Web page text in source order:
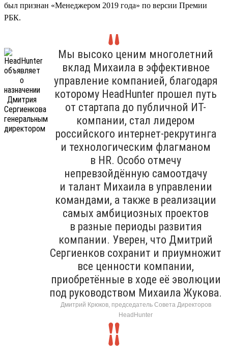
был признан «Менеджером 2019 года» по версии Премии
РБК.
Мы высоко ценим многолетний
вклад Михаила в эффективное
управление компанией, благодаря
которому HeadHunter прошел путь
от стартапа до публичной ИТ-
компании, стал лидером
российского интернет-рекрутинга
и технологическим флагманом
в HR. Особо отмечу
непревзойдённую самоотдачу
и талант Михаила в управлении
командами, а также в реализации
самых амбициозных проектов
в разные периоды развития
компании. Уверен, что Дмитрий
Сергиенков сохранит и приумножит
все ценности компании,
приобретённые в ходе её эволюции
под руководством Михаила Жукова.
Дмитрий Крюков, председатель Совета Директоров
HeadHunter